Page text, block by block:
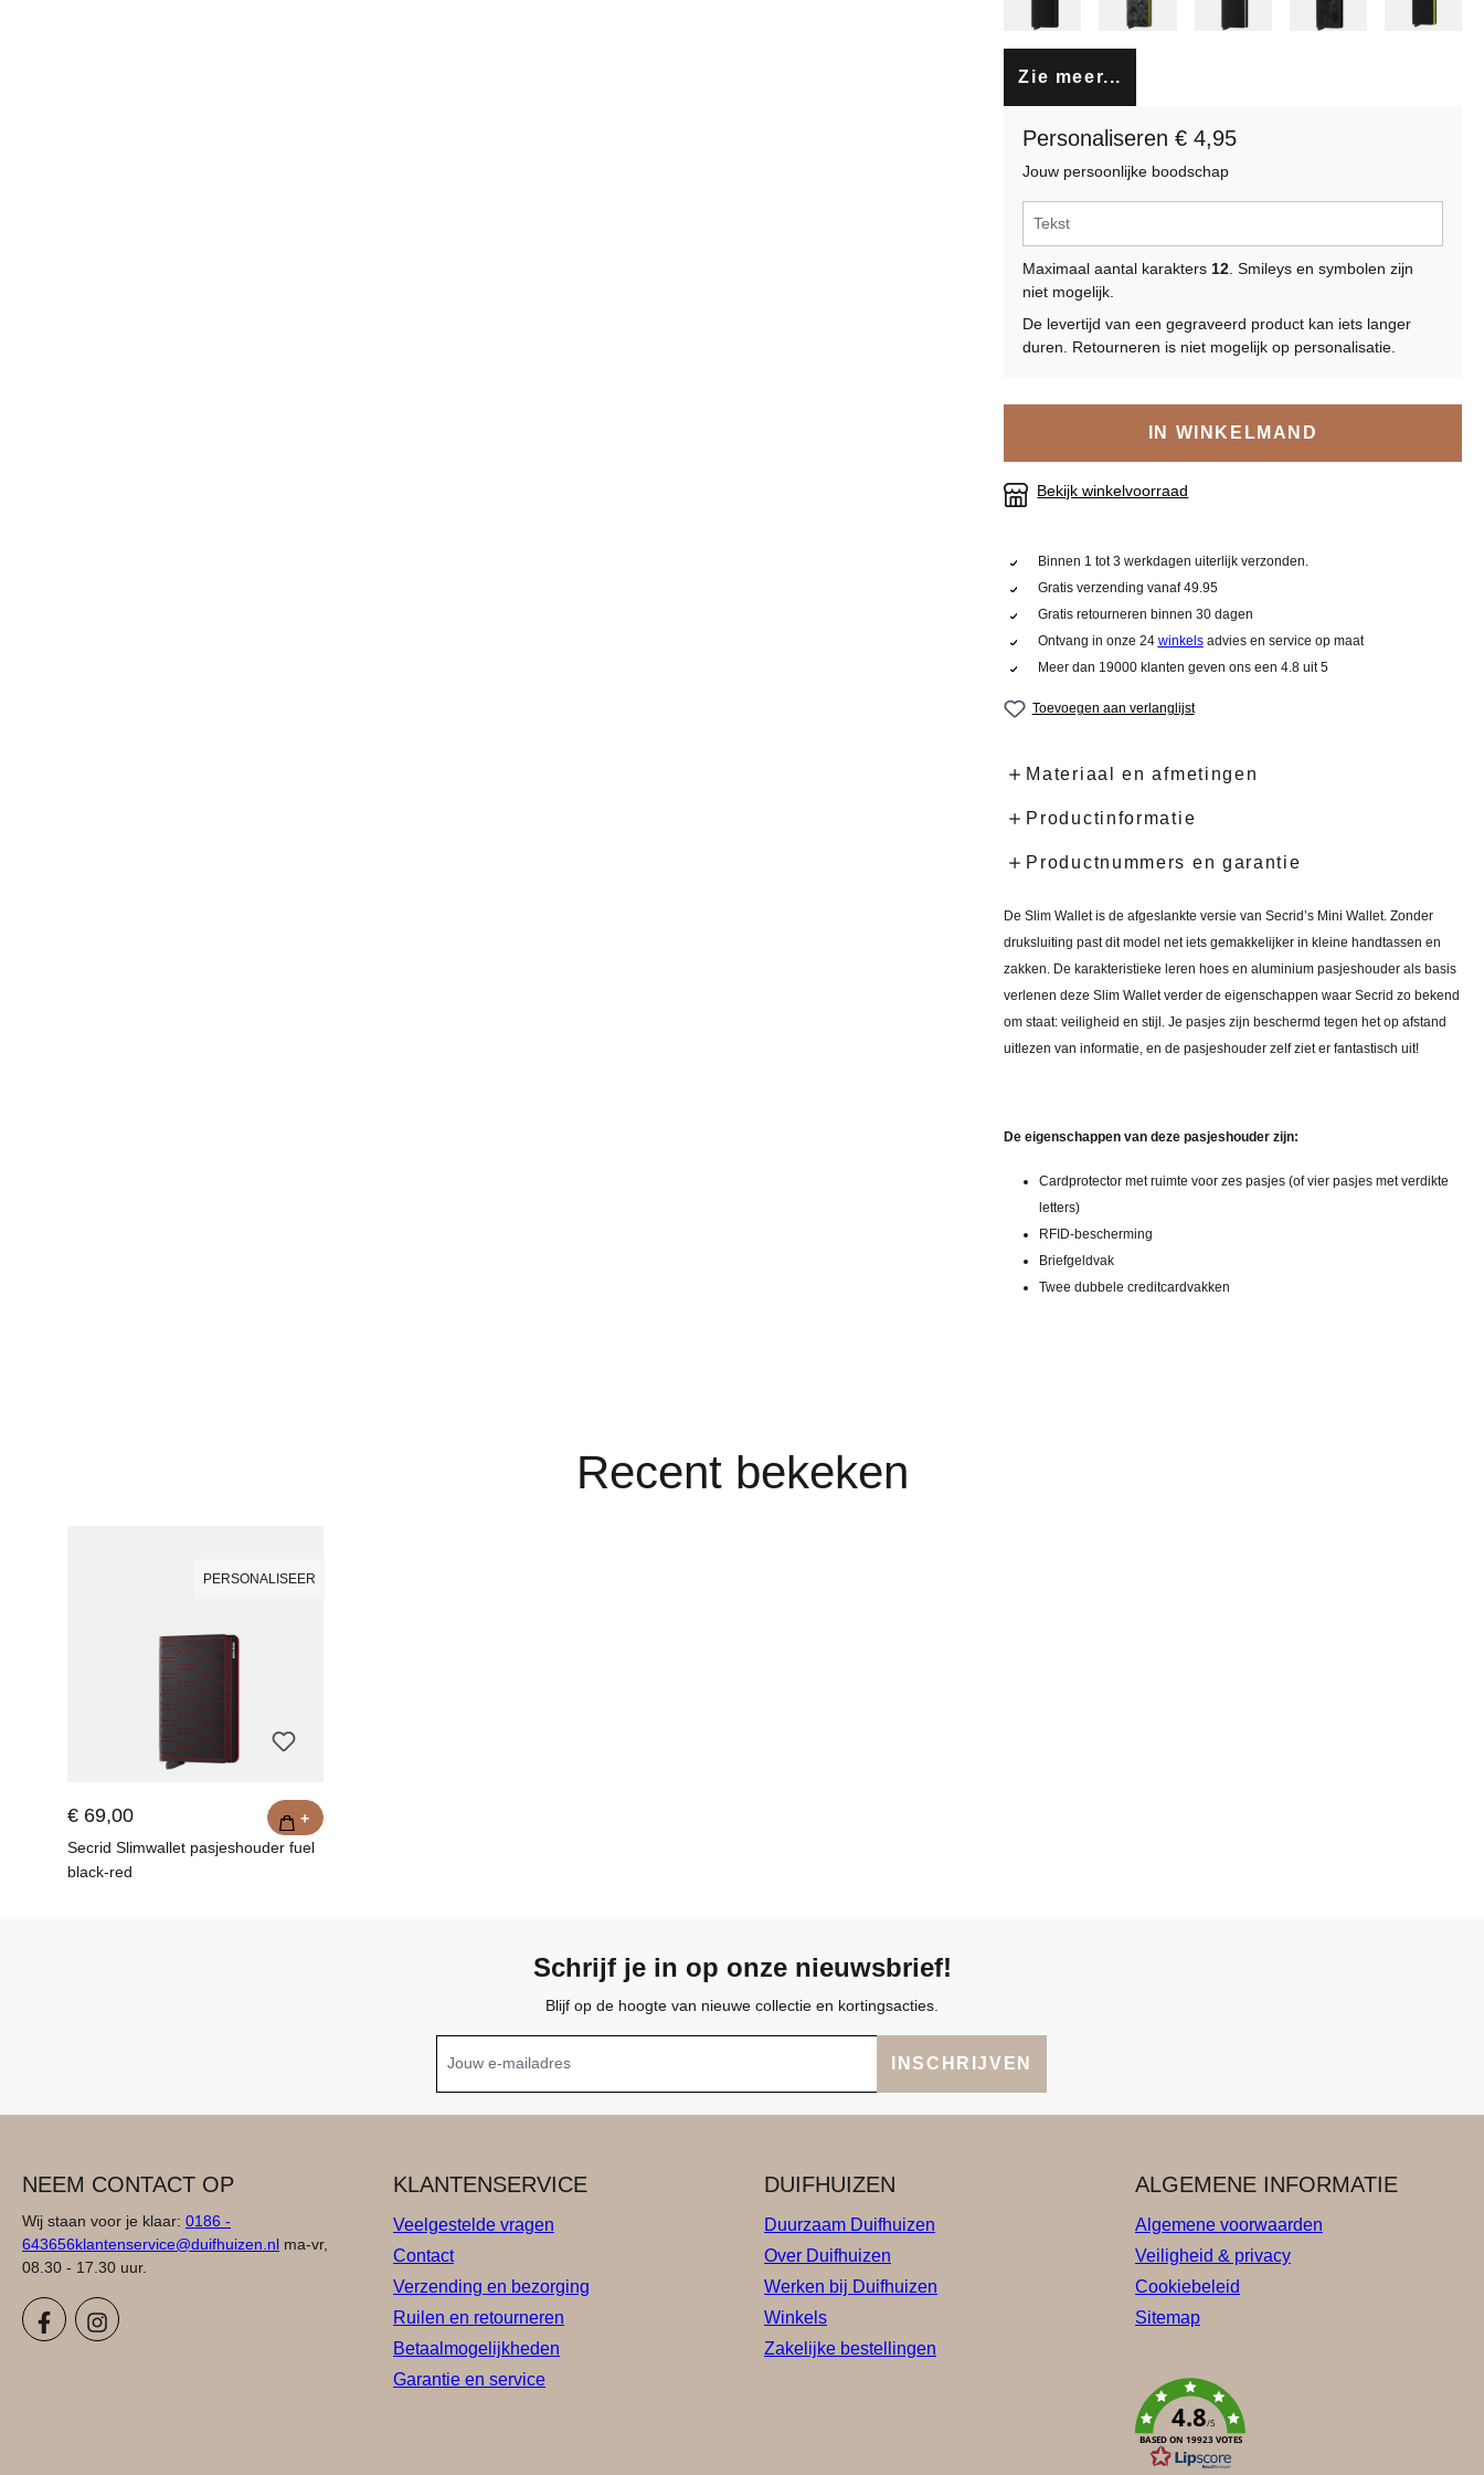
Zie meer...
Personaliseren € 4,95
Jouw persoonlijke boodschap
Maximaal aantal karakters 12 . Smileys en symbolen zijn
niet mogelijk.
De levertijd van een gegraveerd product kan iets langer
duren. Retourneren is niet mogelijk op personalisatie.
IN WINKELMAND
Bekijk winkelvoorraad
Binnen 1 tot 3 werkdagen uiterlijk verzonden.
Gratis verzending vanaf 49.95
Gratis retourneren binnen 30 dagen
Ontvang in onze 24 winkelsadvies en service op maat
Meer dan 19000 klanten geven ons een 4.8 uit 5
Toevoegen aan verlanglijst
Materiaal en afmetingen
Productinformatie
Productnummers en garantie
De Slim Wallet is de afgeslankte versie van Secrid’s Mini Wallet. Zonder
druksluiting past dit model net iets gemakkelijker in kleine handtassen en
zakken. De karakteristieke leren hoes en aluminium pasjeshouder als basis
verlenen deze Slim Wallet verder de eigenschappen waar Secrid zo bekend
om staat: veiligheid en stijl. Je pasjes zijn beschermd tegen het op afstand
uitlezen van informatie, en de pasjeshouder zelf ziet er fantastisch uit!
De eigenschappen van deze pasjeshouder zijn:
Cardprotector met ruimte voor zes pasjes (of vier pasjes met verdikte
letters)
RFID-bescherming
Briefgeldvak
Twee dubbele creditcardvakken
Recent bekeken
PERSONALISEER
€ 69,00
Secrid Slimwallet pasjeshouder fuel
black-red
+
Schrijf je in op onze nieuwsbrief!
Blijf op de hoogte van nieuwe collectie en kortingsacties.
INSCHRIJVEN
NEEM CONTACT OP
Wij staan voor je klaar: 0186 -
643656klantenservice@duifhuizen.nl ma-vr,
08.30 - 17.30 uur.
KLANTENSERVICE
Veelgestelde vragen
Contact
Verzending en bezorging
Ruilen en retourneren
Betaalmogelijkheden
Garantie en service
DUIFHUIZEN
Duurzaam Duifhuizen
Over Duifhuizen
Werken bij Duifhuizen
Winkels
Zakelijke bestellingen
ALGEMENE INFORMATIE
Algemene voorwaarden
Veiligheid & privacy
Cookiebeleid
Sitemap
4.8/5
BASED ON 19923 VOTES